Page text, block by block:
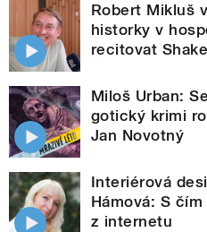
Robert Mikluš
historky v
recitovat
Miloš Urban:
gotický krimi
Jan Novotný
Interiérová
Hámová: S
z internetu